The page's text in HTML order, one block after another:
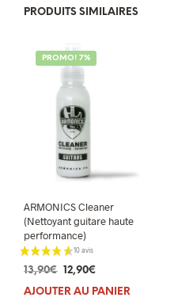
PRODUITS SIMILAIRES
PROMO! 7%
ARMONICS Cleaner
(Nettoyant guitare haute
performance)
13,90€ Le
prix
12,90€
prix
AJOUTER AU PANIER